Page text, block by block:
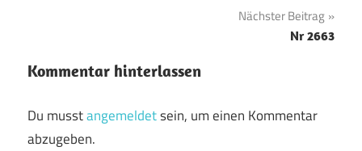
Nächster Beitrag
Nr 2663
Kommentar hinterlassen
Du musstangemeldetsein, um einen Kommentar
abzugeben.